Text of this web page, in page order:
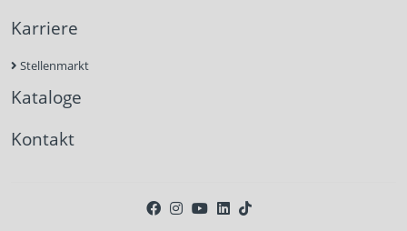
Karriere
Stellenmarkt
Kataloge
Kontakt